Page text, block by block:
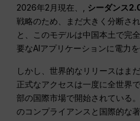
2026年2月現在、, シーダンス
戦略のため、まだ大きく分断さ
と、このモデルは中国本土で完
要なAIアプリケーションに電力
しかし、世界的なリリースはま
正式なアクセスは一度に全世界
部の国際市場で開始されている
のコンプライアンスと国際的な